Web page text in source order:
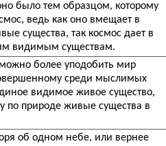
было тем образцом, которому
ведь как оно вмещает в
существа, так космос дает в
видимым существам.
более уподобить мир
среди мыслимых
видимое живое существо,
по природе живые существа в
об одном небе, или вернее